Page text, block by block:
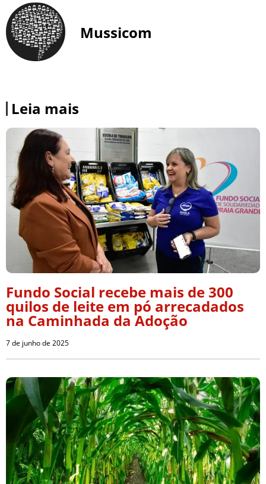
Mussicom
Leia mais
Fundo Social recebe mais de 300
quilos de leite em pó arrecadados
na Caminhada da Adoção
7 de junho de 2025